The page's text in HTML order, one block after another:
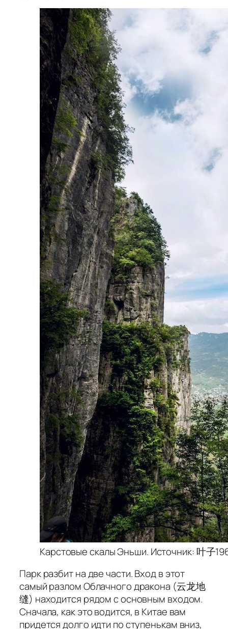
Карстовые скалы Эньши. Источник: 叶子
Парк разбит на две части. Вход в этот
самый разлом Облачного дракона (云龙地
缝) находится рядом с основным входом.
Сначала, как это водится, в Китае вам
придется долго идти по ступенькам вниз,